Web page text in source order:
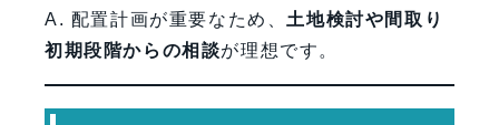
A. 配置計画が重要なため、 土地検討や間取り
初期段階からの相談が理想です。